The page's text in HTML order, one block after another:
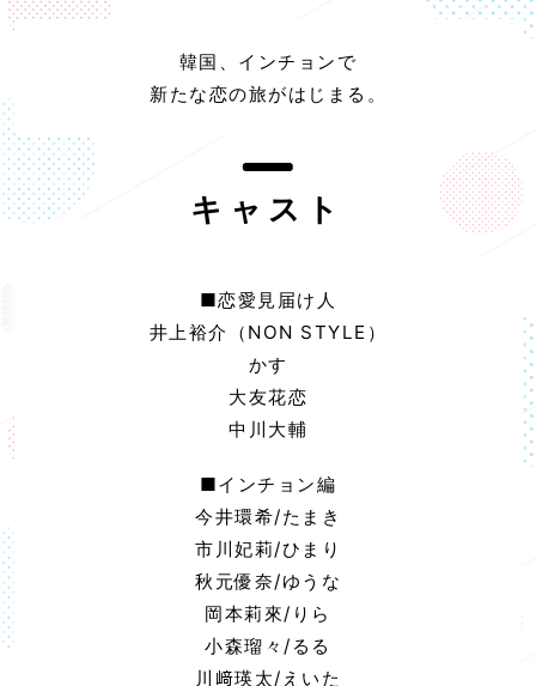
韓国、インチョンで
新たな恋の旅がはじまる。
キャスト
■恋愛見届け人
井上裕介（NON STYLE）
かす
大友花恋
中川大輔
■インチョン編
今井環希/たまき
市川妃莉/ひまり
秋元優奈/ゆうな
岡本莉來/りら
小森瑠々/るる
川﨑瑛太/えいた